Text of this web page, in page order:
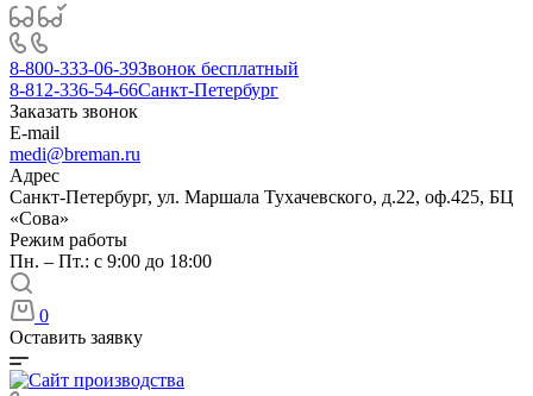
8-800-333-06-39Звонок бесплатный
8-812-336-54-66Санкт-Петербург
Заказать звонок
E-mail
medi@breman.ru
Адрес
Санкт-Петербург, ул. Маршала Тухачевского, д.22, оф.425, БЦ
«Сова»
Режим работы
Пн. – Пт.: с 9:00 до 18:00
0
Оставить заявку